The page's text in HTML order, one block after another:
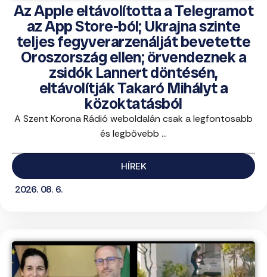
Az Apple eltávolította a Telegramot
az App Store-ból; Ukrajna szinte
teljes fegyverarzenálját bevetette
Oroszország ellen; örvendeznek a
zsidók Lannert döntésén,
eltávolítják Takaró Mihályt a
közoktatásból
A Szent Korona Rádió weboldalán csak a legfontosabb
és legbővebb ...
HÍREK
2026. 08. 6.